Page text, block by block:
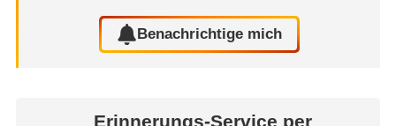
Benachrichtige mich
Erinnerungs-Service per